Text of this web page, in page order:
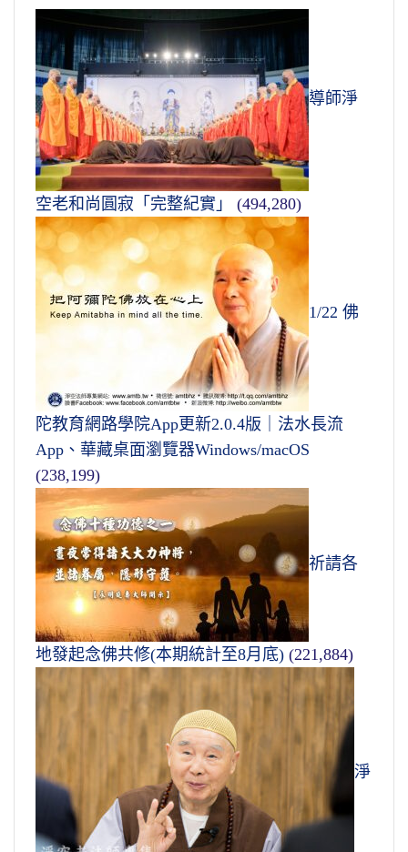
導師淨
空老和尚圓寂「完整紀實」 (494,280)
1/22 佛
陀教育網路學院App更新2.0.4版｜法水長流
App、華藏桌面瀏覽器Windows/macOS
(238,199)
祈請各
地發起念佛共修(本期統計至8月底) (221,884)
淨